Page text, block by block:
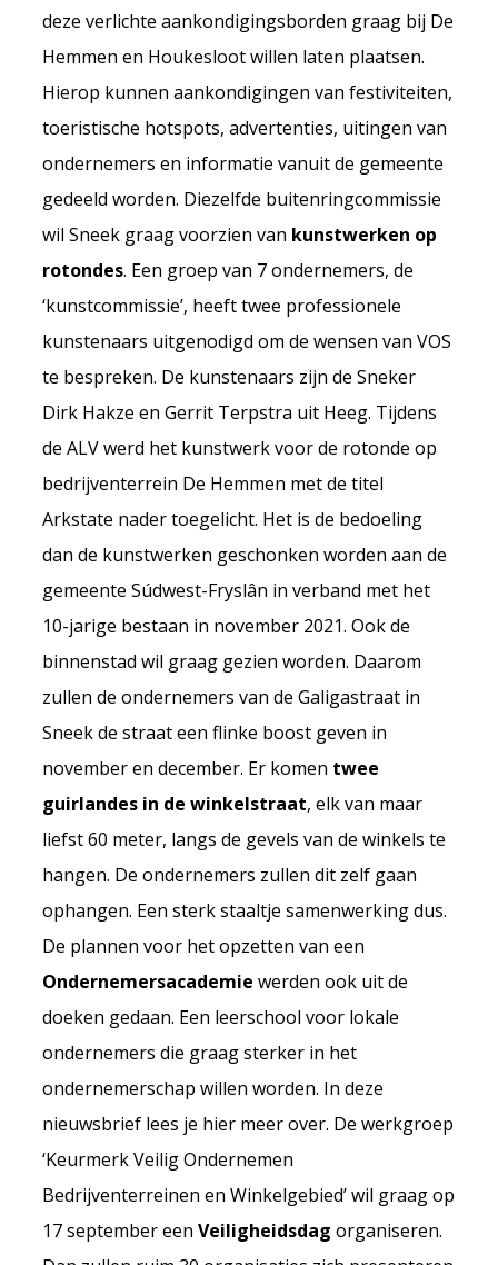
deze verlichte aankondigingsborden graag bij De
Hemmen en Houkesloot willen laten plaatsen.
Hierop kunnen aankondigingen van festiviteiten,
toeristische hotspots, advertenties, uitingen van
ondernemers en informatie vanuit de gemeente
gedeeld worden. Diezelfde buitenringcommissie
wil Sneek graag voorzien van kunstwerken op
rotondes. Een groep van 7 ondernemers, de
‘kunstcommissie’, heeft twee professionele
kunstenaars uitgenodigd om de wensen van VOS
te bespreken. De kunstenaars zijn de Sneker
Dirk Hakze en Gerrit Terpstra uit Heeg. Tijdens
de ALV werd het kunstwerk voor de rotonde op
bedrijventerrein De Hemmen met de titel
Arkstate nader toegelicht. Het is de bedoeling
dan de kunstwerken geschonken worden aan de
gemeente Súdwest-Fryslân in verband met het
10-jarige bestaan in november 2021. Ook de
binnenstad wil graag gezien worden. Daarom
zullen de ondernemers van de Galigastraat in
Sneek de straat een flinke boost geven in
november en december. Er komen twee
guirlandes in de winkelstraat, elk van maar
liefst 60 meter, langs de gevels van de winkels te
hangen. De ondernemers zullen dit zelf gaan
ophangen. Een sterk staaltje samenwerking dus.
De plannen voor het opzetten van een
Ondernemersacademie werden ook uit de
doeken gedaan. Een leerschool voor lokale
ondernemers die graag sterker in het
ondernemerschap willen worden. In deze
nieuwsbrief lees je hier meer over. De werkgroep
‘Keurmerk Veilig Ondernemen
Bedrijventerreinen en Winkelgebied’ wil graag op
17 september eenVeiligheidsdag organiseren.